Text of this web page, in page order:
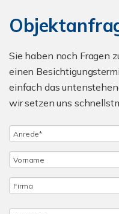
Sie haben noch Fragen
einen
einfach das
wir setzen uns